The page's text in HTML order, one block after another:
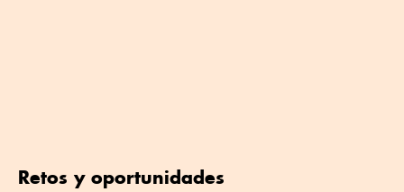
Retos y oportunidades